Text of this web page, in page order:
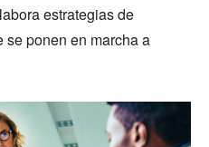
estrategias de
ponen en marcha a